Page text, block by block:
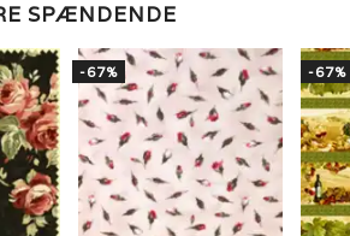
SPÆNDENDE
-67% -67%